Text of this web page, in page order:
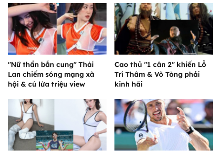
"Nữ thần bắn cung" Thái
Lan chiếm sóng mạng xã
hội & cú lừa triệu view
Cao thủ "1 cân 2" khiến Lỗ
Trí Thâm & Võ Tòng phải
kinh hãi